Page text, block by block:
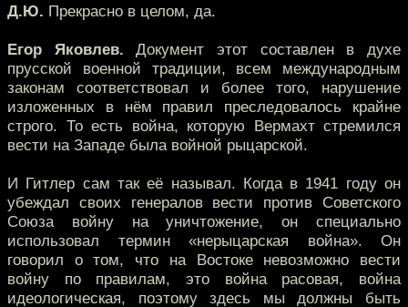
Д.Ю. Прекрасно в целом, да.
Егор Яковлев. Документ этот составлен в духе
прусской военной традиции, всем международным
законам соответствовал и более того, нарушение
изложенных в нём правил преследовалось крайне
строго. То есть война, которую Вермахт стремился
вести на Западе была войной рыцарской.
И Гитлер сам так её называл. Когда в 1941 году он
убеждал своих генералов вести против Советского
Союза войну на уничтожение, он специально
использовал термин «нерыцарская война». Он
говорил о том, что на Востоке невозможно вести
войну по правилам, это война расовая, война
идеологическая, поэтому здесь мы должны быть